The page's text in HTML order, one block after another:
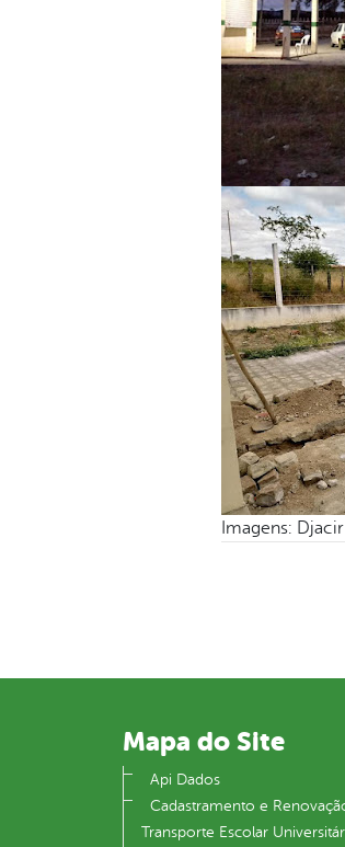
Imagens:
Mapa do Site
Api Dados
Cadastramento e
Transporte Escolar